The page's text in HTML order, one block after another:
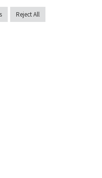
Reject All